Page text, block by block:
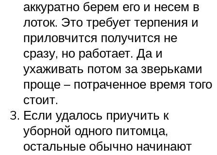
аккуратно берем его и несем в
лоток. Это требует терпения и
приловчится получится не
сразу, но работает. Да и
ухаживать потом за зверьками
проще – потраченное время того
стоит.
Если удалось приучить к
уборной одного питомца,
остальные обычно начинают